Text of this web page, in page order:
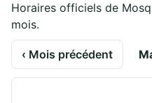
Horaires officiels de
mois.
‹ Mois précédent